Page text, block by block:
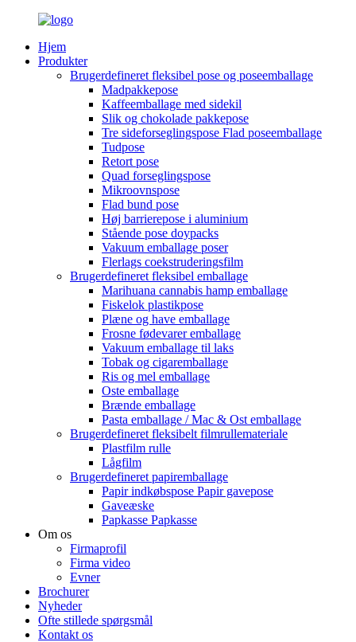
Hjem
Produkter
Brugerdefineret fleksibel pose og poseemballage
Madpakkepose
Kaffeemballage med sidekil
Slik og chokolade pakkepose
Tre sideforseglingspose Flad poseemballage
Tudpose
Retort pose
Quad forseglingspose
Mikroovnspose
Flad bund pose
Høj barrierepose i aluminium
Stående pose doypacks
Vakuum emballage poser
Flerlags coekstruderingsfilm
Brugerdefineret fleksibel emballage
Marihuana cannabis hamp emballage
Fiskelok plastikpose
Plæne og have emballage
Frosne fødevarer emballage
Vakuum emballage til laks
Tobak og cigaremballage
Ris og mel emballage
Oste emballage
Brænde emballage
Pasta emballage / Mac & Ost emballage
Brugerdefineret fleksibelt filmrullemateriale
Plastfilm rulle
Lågfilm
Brugerdefineret papiremballage
Papir indkøbspose Papir gavepose
Gaveæske
Papkasse Papkasse
Om os
Firmaprofil
Firma video
Evner
Brochurer
Nyheder
Ofte stillede spørgsmål
Kontakt os